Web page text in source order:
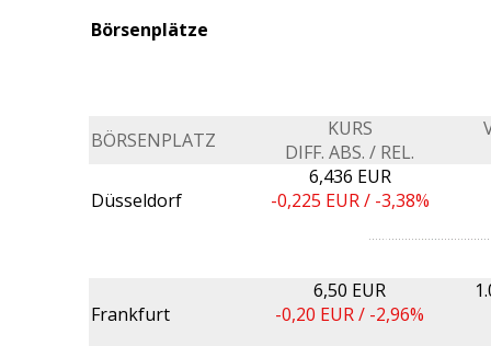
Börsenplätze
BÖRSENPLATZ
KURS
DIFF. ABS. / REL.
Düsseldorf
6,436 EUR
-0,225 EUR / -3,38%
Frankfurt
6,50 EUR
-0,20 EUR / -2,96%